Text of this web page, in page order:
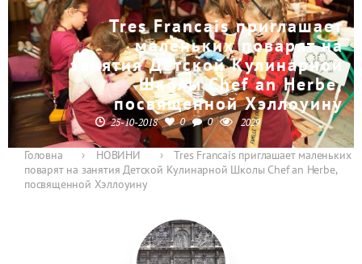
Tres Francais приглашает
маленьких поварят на
занятия Детской Кулинарной
Школы Chef an Herbe,
посвященной Хэллоуину
25-10-2018 0 0 2029
Головна › НОВИНИ ›
Tres Francais приглашает маленьких
поварят на занятия Детской Кулинарной Школы Chef an Herbe,
посвященной Хэллоуину